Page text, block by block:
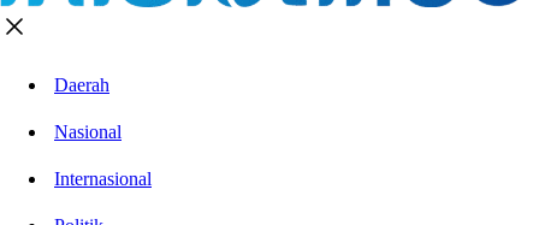
Daerah
Nasional
Internasional